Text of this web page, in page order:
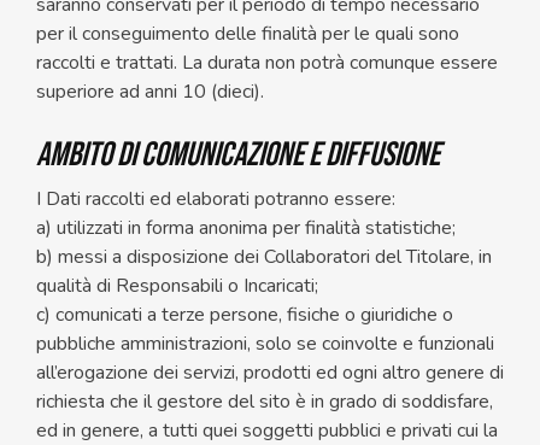
per il conseguimento delle finalità per le quali sono
raccolti e trattati. La durata non potrà comunque essere
superiore ad anni 10 (dieci).
AMBITO DI COMUNICAZIONE E DIFFUSIONE
I Dati raccolti ed elaborati potranno essere:
a) utilizzati in forma anonima per finalità statistiche;
b) messi a disposizione dei Collaboratori del Titolare, in
qualità di Responsabili o Incaricati;
c) comunicati a terze persone, fisiche o giuridiche o
pubbliche amministrazioni, solo se coinvolte e funzionali
all’erogazione dei servizi, prodotti ed ogni altro genere di
richiesta che il gestore del sito è in grado di soddisfare,
ed in genere, a tutti quei soggetti pubblici e privati cui la